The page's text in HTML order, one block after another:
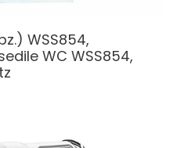
WSS854,
WC WSS854,